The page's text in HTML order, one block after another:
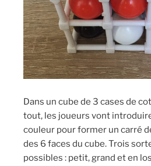
Dans un cube de 3 cases de
tout, les joueurs vont
couleur pour former un carré
des 6 faces du cube. Trois
possibles : petit, grand et en